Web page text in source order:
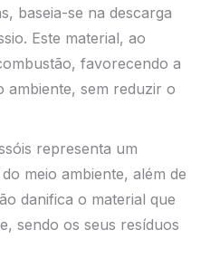
baseia-se na descarga
Este material, ao
favorecendo a
ambiente, sem reduzir o
representa um
meio ambiente, além de
danifica o material que
sendo os seus resíduos